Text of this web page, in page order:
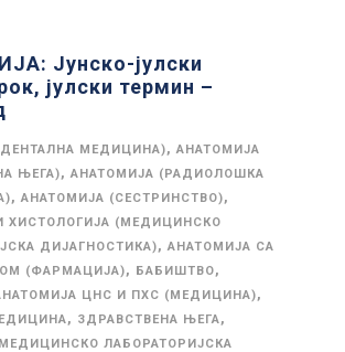
Јунско-јулски
јулски термин –
МЕДИЦИНА), АНАТОМИЈА
ЊЕГА), АНАТОМИЈА (РАДИОЛОШКА
, АНАТОМИЈА (СЕСТРИНСТВО),
ХИСТОЛОГИЈА (МЕДИЦИНСКО
ДИЈАГНОСТИКА), АНАТОМИЈА СА
(ФАРМАЦИЈА), БАБИШТВО,
ЦНС И ПХС (МЕДИЦИНА),
, ЗДРАВСТВЕНА ЊЕГА,
МЕДИЦИНСКО ЛАБОРАТОРИЈСКА